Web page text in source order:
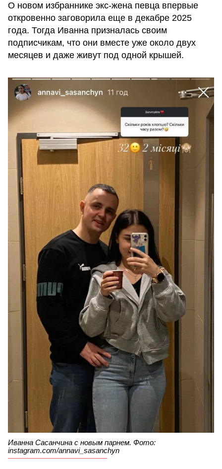
О новом избраннике экс-жена певца впервые
откровенно заговорила еще в декабре 2025
года. Тогда Иванна призналась своим
подписчикам, что они вместе уже около двух
месяцев и даже живут под одной крышей.
Иванна Сасанчина с новым парнем. Фото:
instagram.com/annavi_sasanchyn